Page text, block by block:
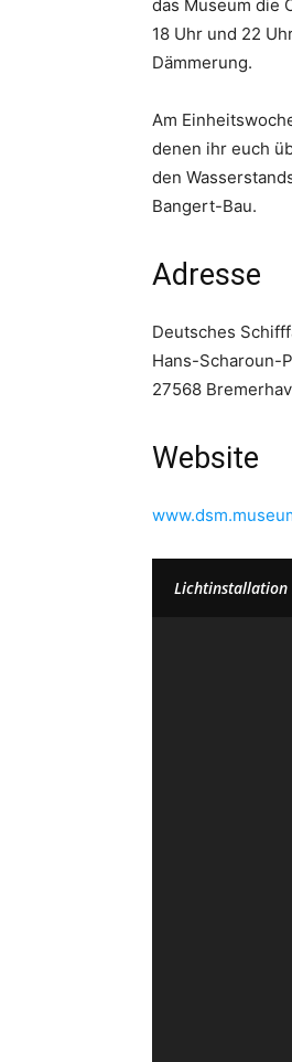
das Museum die
18 Uhr und 22
Dämmerung.
Am
denen ihr euch
den
Bangert-Bau.
Adresse
Deutsches
Hans-Scharoun-
27568
Website
Lichtinstallation